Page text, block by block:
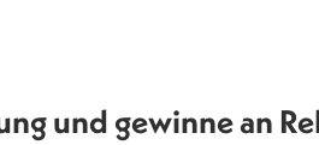
und gewinne an